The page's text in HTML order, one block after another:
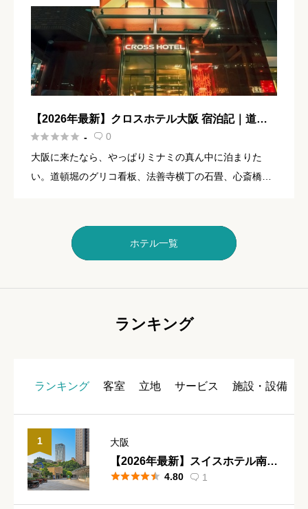
【2026年最新】クロスホテル大阪 宿泊記｜道頓
堀徒歩1分・なんば観光に最強の立地ホテル
 -  0
大阪に来たなら、やっぱりミナミの真ん中に泊まりた
い。道頓堀のグリコ看板、法善寺横丁の石畳、心斎橋の
あります。 御堂筋に面 […]
ホテル一覧
ランキング
ランキング 客室 立地 サービス 施設・設備
1 大阪
【2026年最新】スイスホテル南海
大阪 宿泊記｜なんば駅直結の5つ
 4.80  1